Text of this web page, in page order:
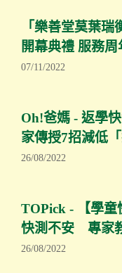
「樂善堂莫葉瑞
開幕典禮 服務
07/11/2022
Oh!爸媽 - 返學
家傳授7招減低
26/08/2022
TOPick - 【學童
快測不安 專家
26/08/2022